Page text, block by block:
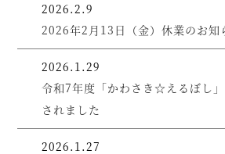
2026.2.9
2026年2月13日（金）休業のお知
2026.1.29
令和7年度「かわさき☆えるぼし
されました
2026.1.27